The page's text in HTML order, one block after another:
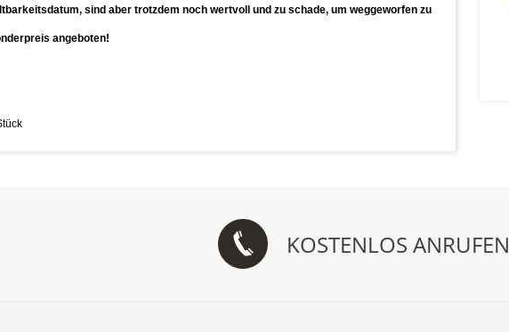
sind aber trotzdem noch wertvoll und zu schade, um weggeworfen zu
angeboten!
KOSTENLOS ANRUFEN